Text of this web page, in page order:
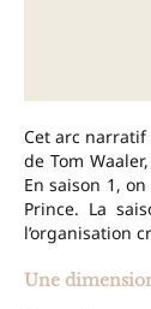
Cet arc
de Tom
En saison 1,
Prince. La
l’organisation
Une